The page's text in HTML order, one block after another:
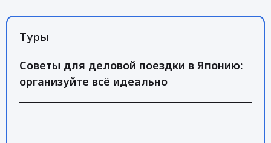
Туры
Советы для деловой поездки в Японию:
организуйте всё идеально